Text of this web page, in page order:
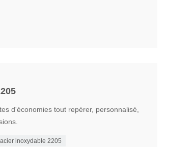
d'économies tout repérer, personnalisé,
inoxydable 2205